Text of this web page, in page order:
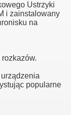
Ustrzyki
i zainstalowany
na
popularne